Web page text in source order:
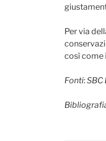
Per via
così come
Fonti:SBC